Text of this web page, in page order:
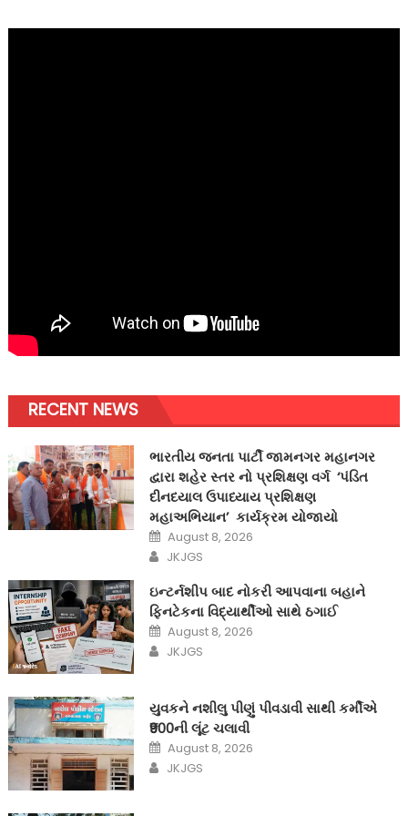
RECENT NEWS
ભારતીય જનતા પાર્ટી જામનગર મહાનગર
દ્વારા શહેર સ્તર નો પ્રશિક્ષણ વર્ગ ‘પંડિત
દીનદયાલ ઉપાધ્યાય પ્રશિક્ષણ
મહાઅભિયાન’ કાર્યક્રમ યોજાયો
Posted
on
August 8, 2026
Author
JKJGS
ઇન્ટર્નશીપ બાદ નોકરી આપવાના બહાને
ફિનટેકના વિદ્યાર્થીઓ સાથે ઠગાઈ
Posted
on
August 8, 2026
Author
JKJGS
યુવકને નશીલુ પીણું પીવડાવી સાથી કર્મીએ
₹900ની લૂંટ ચલાવી
Posted
on
August 8, 2026
Author
JKJGS